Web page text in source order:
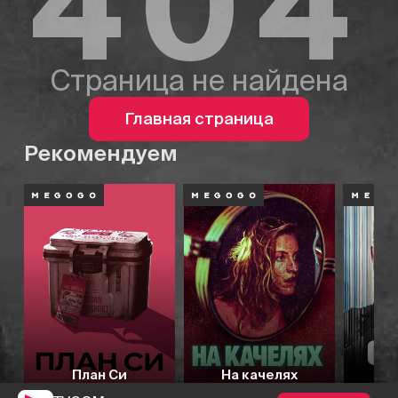
Страница не найдена
Главная страница
Рекомендуем
План Си На качелях